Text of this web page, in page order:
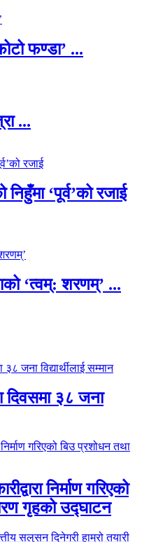
फण्डा’ ...
...
‘पूर्व’को रजाई
‘त्वम्: शरणम्’ ...
३८ जना
निर्माण गरिएको
गृहको उद्घाटन